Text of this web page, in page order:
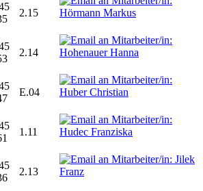
2.15
2.14
E.04
1.11
2.13